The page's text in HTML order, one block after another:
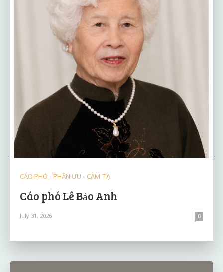
CÁO PHÓ - PHÂN ƯU - CẢM TẠ
Cáo phó Lê Bảo Anh
July 31, 2026 0